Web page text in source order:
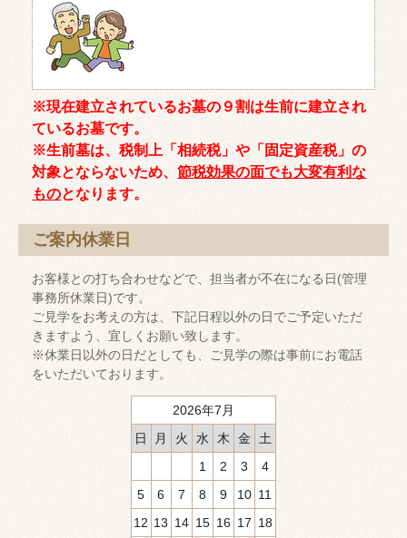
※現在建立されているお墓の９割は生前に建立され
ているお墓です。
※生前墓は、税制上「相続税」や「固定資産税」の
対象とならないため、節税効果の面でも大変有利な
ものとなります。
ご案内休業日
お客様との打ち合わせなどで、担当者が不在になる日(管理
事務所休業日)です。
ご見学をお考えの方は、下記日程以外の日でご予定いただ
きますよう、宜しくお願い致します。
※休業日以外の日だとしても、ご見学の際は事前にお電話
をいただいております。
2026年7月
日
月 火 水 木 金
土
1
2 3
4
5
6 7 8 9 10 11
12 13 14 15 16 17 18